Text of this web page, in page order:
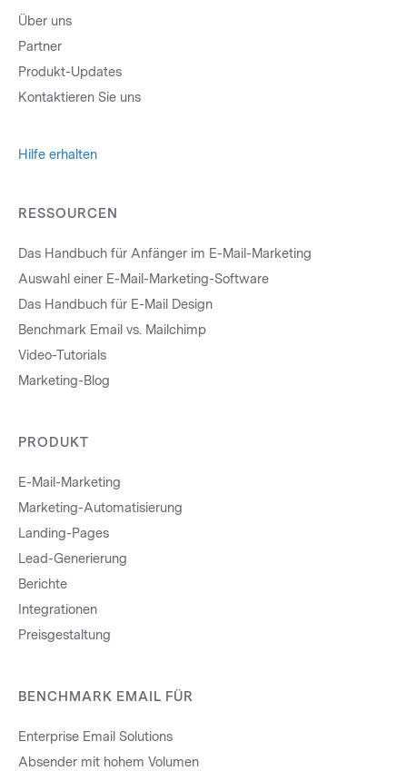
Über uns
Partner
Produkt-Updates
Kontaktieren Sie uns
Hilfe erhalten
RESSOURCEN
Das Handbuch für Anfänger im E-Mail-Marketing
Auswahl einer E-Mail-Marketing-Software
Das Handbuch für E-Mail Design
Benchmark Email vs. Mailchimp
Video-Tutorials
Marketing-Blog
PRODUKT
E-Mail-Marketing
Marketing-Automatisierung
Landing-Pages
Lead-Generierung
Berichte
Integrationen
Preisgestaltung
BENCHMARK EMAIL FÜR
Enterprise Email Solutions
Absender mit hohem Volumen